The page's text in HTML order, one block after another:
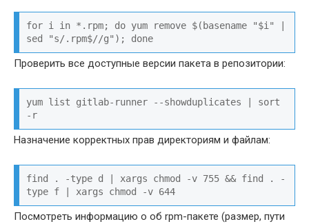
for i in *.rpm; do yum remove $(basename "$i" |
sed "s/.rpm$//g"); done
Проверить все доступные версии пакета в репозитории:
yum list gitlab-runner --showduplicates | sort
-r
Назначение корректных прав директориям и файлам:
find . -type d | xargs chmod -v 755 && find . -
type f | xargs chmod -v 644
Посмотреть информацию о об rpm-пакете (размер, пути